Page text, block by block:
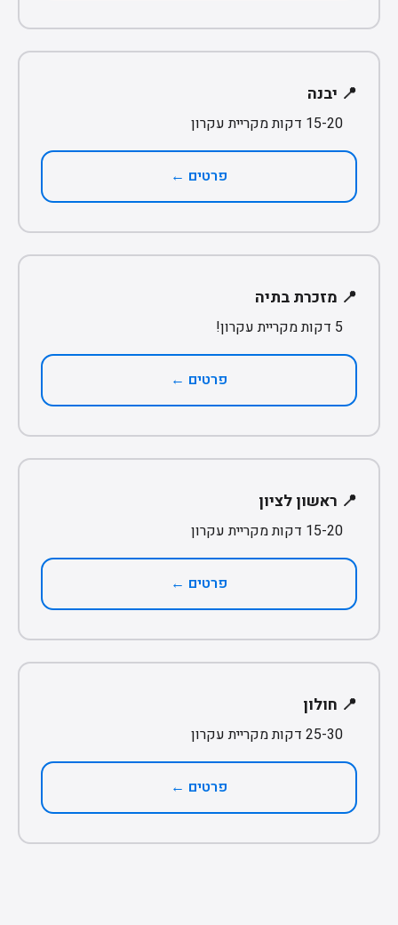
📍 יבנה
15-20 דקות מקריית עקרון
פרטים ←
📍 מזכרת בתיה
5 דקות מקריית עקרון!
פרטים ←
📍 ראשון לציון
15-20 דקות מקריית עקרון
פרטים ←
📍 חולון
25-30 דקות מקריית עקרון
פרטים ←